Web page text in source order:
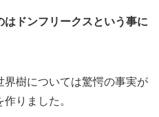
ドンフリークスという事に
樹については驚愕の事実が
りました。